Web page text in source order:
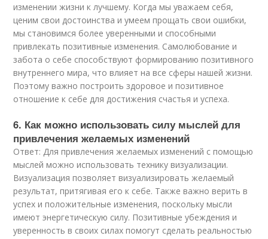
изменении жизни к лучшему. Когда мы уважаем себя,
ценим свои достоинства и умеем прощать свои ошибки,
мы становимся более уверенными и способными
привлекать позитивные изменения. Самолюбование и
забота о себе способствуют формированию позитивного
внутреннего мира, что влияет на все сферы нашей жизни.
Поэтому важно построить здоровое и позитивное
отношение к себе для достижения счастья и успеха.
6. Как можно использовать силу мыслей для
привлечения желаемых изменений
Ответ: Для привлечения желаемых изменений с помощью
мыслей можно использовать технику визуализации.
Визуализация позволяет визуализировать желаемый
результат, притягивая его к себе. Также важно верить в
успех и положительные изменения, поскольку мысли
имеют энергетическую силу. Позитивные убеждения и
уверенность в своих силах помогут сделать реальностью